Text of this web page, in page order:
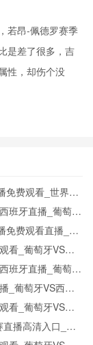
若昂-佩德罗赛季
是差了很多，吉
性，却伤个没
免费观看_世界杯
班牙直播_葡萄牙
免费观看直播_世
看_葡萄牙VS西
班牙直播_葡萄牙
_葡萄牙VS西班
看_葡萄牙VS西
播高清入口_西